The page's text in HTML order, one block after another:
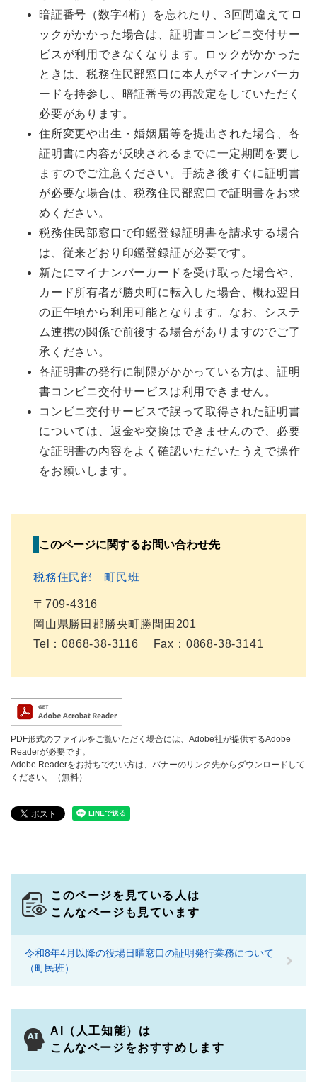
暗証番号（数字4桁）を忘れたり、3回間違えてロ
ックがかかった場合は、証明書コンビニ交付サー
ビスが利用できなくなります。ロックがかかった
ときは、税務住民部窓口に本人がマイナンバーカ
ードを持参し、暗証番号の再設定をしていただく
必要があります。
住所変更や出生・婚姻届等を提出された場合、各
証明書に内容が反映されるまでに一定期間を要し
ますのでご注意ください。手続き後すぐに証明書
が必要な場合は、税務住民部窓口で証明書をお求
めください。
税務住民部窓口で印鑑登録証明書を請求する場合
は、従来どおり印鑑登録証が必要です。
新たにマイナンバーカードを受け取った場合や、
カード所有者が勝央町に転入した場合、概ね翌日
の正午頃から利用可能となります。なお、システ
ム連携の関係で前後する場合がありますのでご了
承ください。
各証明書の発行に制限がかかっている方は、証明
書コンビニ交付サービスは利用できません。
コンビニ交付サービスで誤って取得された証明書
については、返金や交換はできませんので、必要
な証明書の内容をよく確認いただいたうえで操作
をお願いします。
このページに関するお問い合わせ先
税務住民部 町民班
〒709-4316
岡山県勝田郡勝央町勝間田201
Tel：0868-38-3116
Fax：0868-38-3141
PDF形式のファイルをご覧いただく場合には、Adobe社が提供するAdobe
Readerが必要です。
Adobe Readerをお持ちでない方は、バナーのリンク先からダウンロードして
ください。（無料）
このページを見ている人は
こんなページも見ています
令和8年4月以降の役場日曜窓口の証明発行業務について
（町民班）
AI（人工知能）は
こんなページをおすすめします